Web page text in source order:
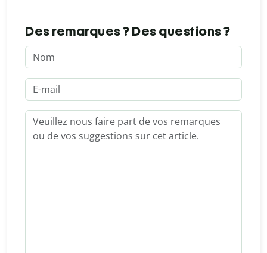
Des remarques ? Des questions ?